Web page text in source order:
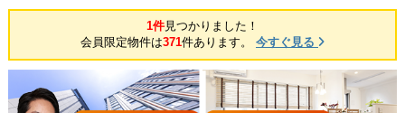
1件見つかりました！
会員限定物件は371件あります。 今すぐ見る